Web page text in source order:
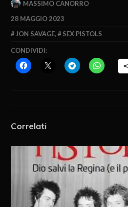
MASSIMO CANORRO
28 MAGGIO 2023
JON SAVAGE, SEX PISTOLS
CONDIVIDI:
Correlati